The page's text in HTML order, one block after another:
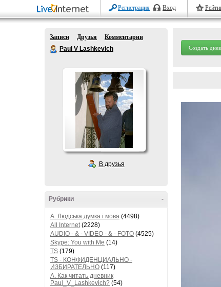
Регистрация Вход
Записи Друзья
Комментарии
Paul V Lashkevich
В друзья
-
Рубрики
A. Людська думка і мова (4498)
All Internet(2228)
AUDIO - & - VIDEO - & - FOTO (4525)
Skype: You with Me (14)
TS (179)
TS - КОНФИДЕНЦИАЛЬНО -
ИЗБИРАТЕЛЬНО (117)
А. Как читать дневник
Paul_V_Lashkevich? (54)
Создать